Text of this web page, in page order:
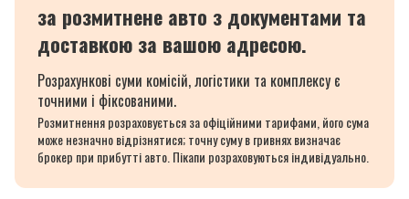
за розмитнене авто з документами та
доставкою за вашою адресою.
Розрахункові суми комісій, логістики та комплексу є
точними і фіксованими.
Розмитнення розраховується за офіційними тарифами, його сума
може незначно відрізнятися; точну суму в гривнях визначає
брокер при прибутті авто. Пікапи розраховуються індивідуально.